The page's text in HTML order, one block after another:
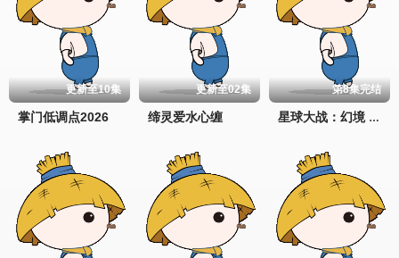
更新至10集
掌门低调点2026
更新至02集
缔灵爱水心缠
第8集完结
星球大战：幻境 — 第九个绝地武士